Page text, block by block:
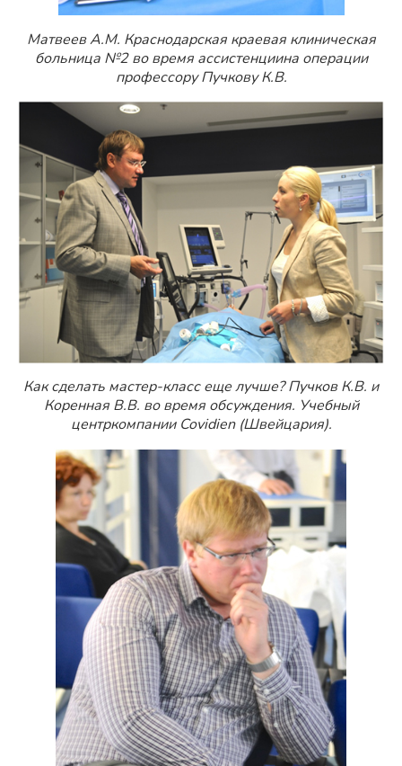
Матвеев А.М. Краснодарская краевая клиническая
больница №2 во время ассистенциина операции
профессору Пучкову К.В.
Как сделать мастер-класс еще лучше? Пучков К.В. и
Коренная В.В. во время обсуждения. Учебный
центркомпании Covidien (Швейцария).